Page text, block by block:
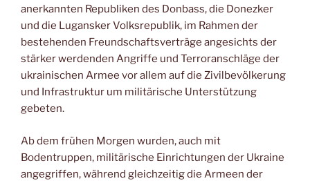
anerkannten Republiken des Donbass, die Donezker
und die Lugansker Volksrepublik, im Rahmen der
bestehenden Freundschaftsverträge angesichts der
stärker werdenden Angriffe und Terroranschläge der
ukrainischen Armee vor allem auf die Zivilbevölkerung
und Infrastruktur um militärische Unterstützung
gebeten.
Ab dem frühen Morgen wurden, auch mit
Bodentruppen, militärische Einrichtungen der Ukraine
angegriffen, während gleichzeitig die Armeen der